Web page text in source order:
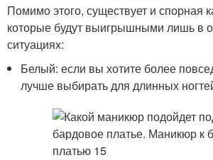
Помимо этого, существует и спорная
которые будут выигрышными лишь в
ситуациях:
Белый: если вы хотите более
лучше выбирать для длинных